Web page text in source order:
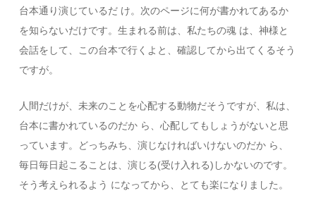
台本通り演じているだ け。次のページに何が書かれてあるか
を知らないだけです。生まれる前は、私たちの魂 は、神様と
会話をして、この台本で行くよと、確認してから出てくるそう
ですが。
人間だけが、未来のことを心配する動物だそうですが、私は、
台本に書かれているのだか ら、心配してもしょうがないと思
っています。どっちみち、演じなければいけないのだか ら、
毎日毎日起こることは、演じる(受け入れる)しかないのです。
そう考えられるよう になってから、とても楽になりました。